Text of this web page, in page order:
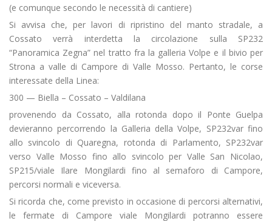
(e comunque secondo le necessità di cantiere)
Si avvisa che, per lavori di ripristino del manto stradale, a
Cossato verrà interdetta la circolazione sulla SP232
“Panoramica Zegna” nel tratto fra la galleria Volpe e il bivio per
Strona a valle di Campore di Valle Mosso. Pertanto, le corse
interessate della Linea:
300 — Biella – Cossato – Valdilana
provenendo da Cossato, alla rotonda dopo il Ponte Guelpa
devieranno percorrendo la Galleria della Volpe, SP232var fino
allo svincolo di Quaregna, rotonda di Parlamento, SP232var
verso Valle Mosso fino allo svincolo per Valle San Nicolao,
SP215/viale Ilare Mongilardi fino al semaforo di Campore,
percorsi normali e viceversa.
Si ricorda che, come previsto in occasione di percorsi alternativi,
le fermate di Campore viale Mongilardi potranno essere